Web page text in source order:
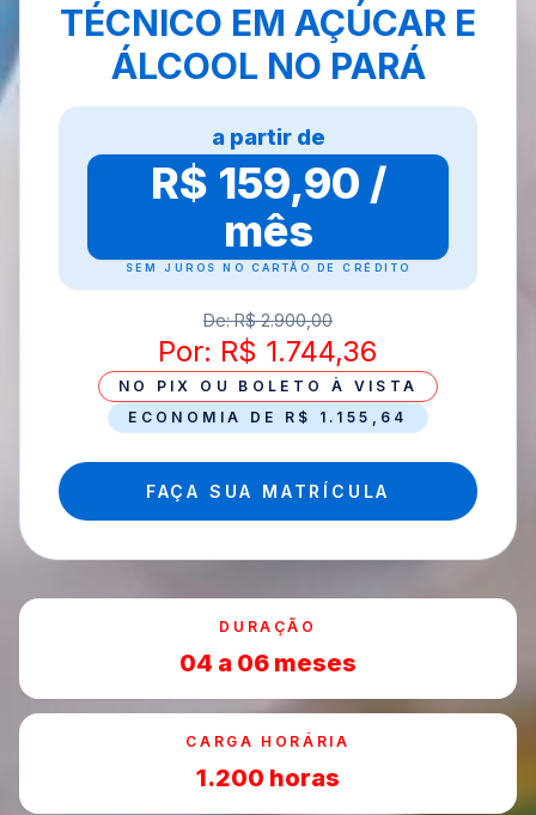
TÉCNICO EM AÇÚCAR E
ÁLCOOL NO PARÁ
a partir de
R$ 159,90 /
mês
SEM JUROS NO CARTÃO DE CRÉDITO
De: R$ 2.900,00
Por: R$ 1.744,36
NO PIX OU BOLETO À VISTA
ECONOMIA DE R$ 1.155,64
FAÇA SUA MATRÍCULA
DURAÇÃO
04 a 06 meses
CARGA HORÁRIA
1.200 horas